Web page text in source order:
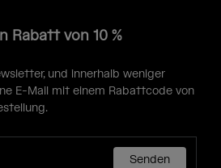
Rabatt von 10 %
und innerhalb weniger
E-Mail mit einem Rabattcode von
Senden